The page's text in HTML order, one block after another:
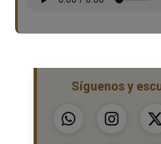
Síguenos y